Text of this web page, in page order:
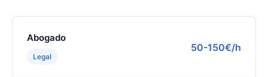
Abogado
Legal
50-150€/h